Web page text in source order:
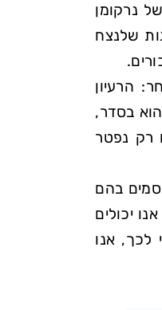
נרקומן
שלנצח
הרעיון
בסדר,
רק נפטר
בהם
יכולים
אנו